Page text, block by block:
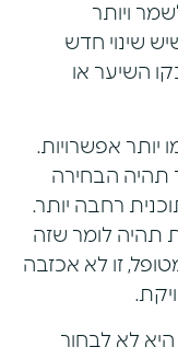
ויותר
שינוי חדש
השיער או
יותר אפשרויות.
תהיה הבחירה
רחבה יותר.
תהיה לומר שזה
זו לא אכזבה
לא לבחור